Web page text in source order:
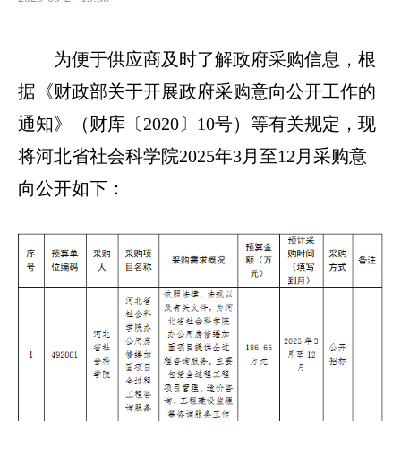
为便于供应商及时了解政府采购信息，根
据《财政部关于开展政府采购意向公开工作的
通知》（财库〔2020〕10号）等有关规定，现
将河北省社会科学院2025年3月至12月采购意
向公开如下：